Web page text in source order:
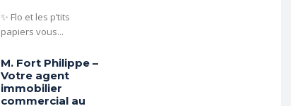
✨ Flo et les p’tits
papiers vous...
M. Fort Philippe –
Votre agent
immobilier
commercial au